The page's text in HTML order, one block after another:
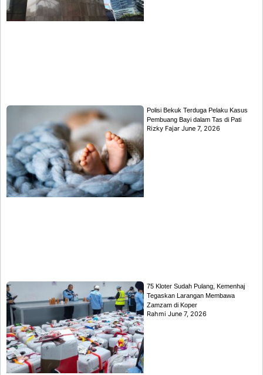
Polisi Bekuk Terduga Pelaku Kasus
Pembuang Bayi dalam Tas di Pati
Rizky FajarJune 7, 2026
75 Kloter Sudah Pulang, Kemenhaj
Tegaskan Larangan Membawa
Zamzam di Koper
RahmiJune 7, 2026